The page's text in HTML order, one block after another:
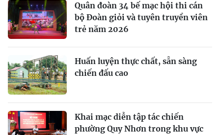
Quân đoàn 34 bế mạc hội thi cán
bộ Đoàn giỏi và tuyên truyền viên
trẻ năm 2026
Huấn luyện thực chất, sẵn sàng
chiến đấu cao
Khai mạc diễn tập tác chiến
phường Quy Nhơn trong khu vực